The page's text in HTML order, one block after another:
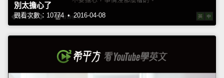
別太擔心了
觀看次數：10774 • 2016-04-08